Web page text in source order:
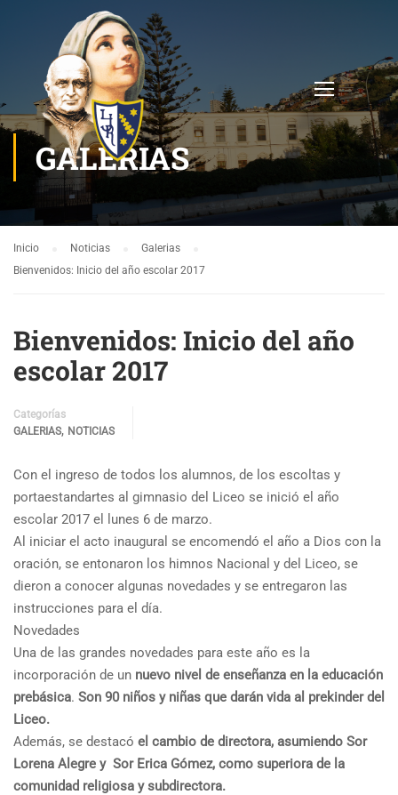
GALERIAS
Inicio Noticias
Galerias
Bienvenidos: Inicio del año escolar 2017
Bienvenidos: Inicio del año
escolar 2017
Categorías
GALERIAS, NOTICIAS
Con el ingreso de todos los alumnos, de los escoltas y
portaestandartes al gimnasio del Liceo se inició el año
escolar 2017 el lunes 6 de marzo.
Al iniciar el acto inaugural se encomendó el año a Dios con la
oración, se entonaron los himnos Nacional y del Liceo, se
dieron a conocer algunas novedades y se entregaron las
instrucciones para el día.
Novedades
Una de las grandes novedades para este año es la
incorporación de un nuevo nivel de enseñanza en la educación
prebásica. Son 90 niños y niñas que darán vida al prekinder del
Liceo.
Además, se destacó el cambio de directora, asumiendo Sor
Lorena Alegre y Sor Erica Gómez, como superiora de la
comunidad religiosa y subdirectora.